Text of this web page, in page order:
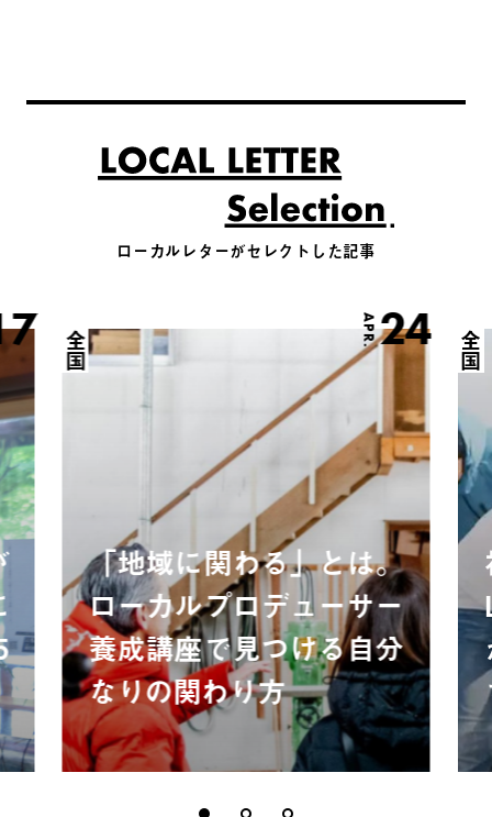
ローカルレターがセレクトした記事
APR.24
全国
「地域に関わる」とは。
ローカルプロデューサー
養成講座で見つける自分
なりの関わり方
全国